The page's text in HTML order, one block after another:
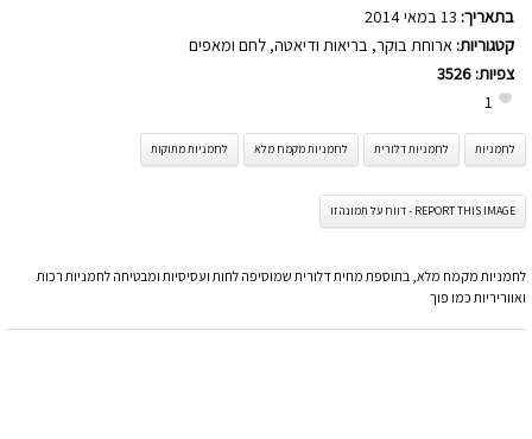
בתאריך:
קטגוריות: ארוחת בוקר, בריאות ודיאטה, לחם ומאפים
צפיות: 3526
1
לחמניות לחמניות דלורית לחמניות מקמח מלא לחמניות מתוקות
REPORT THIS IMAGE - דווח על תמונה זו
לחמניות מקמח מלא, בתוספת מחית דלורית שמוסיפה לחות ועסיסיות ומבטיחה לחמניות רכות
ואווריריות כמו פוך